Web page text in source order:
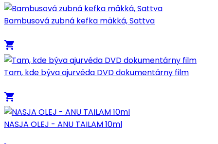
Bambusová zubná kefka mäkká, Sattva
local_grocery_store
Tam, kde býva ajurvéda DVD dokumentárny film
local_grocery_store
NASJA OLEJ - ANU TAILAM 10ml